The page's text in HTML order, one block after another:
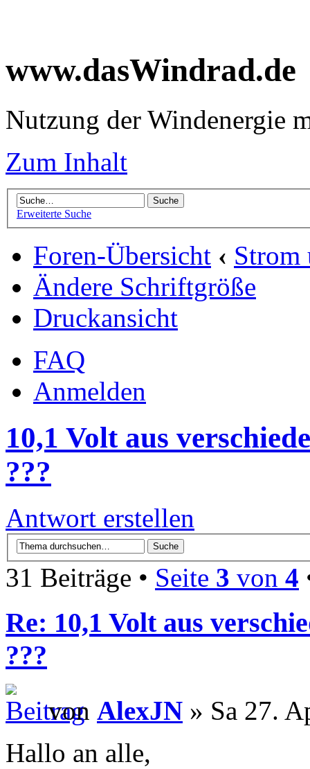
www.dasWindrad.de
Nutzung der Windenergie
Zum Inhalt
Erweiterte Suche
Foren-Übersicht ‹ Strom
Ändere Schriftgröße
Druckansicht
FAQ
Anmelden
10,1 Volt aus
???
Antwort erstellen
31 Beiträge • Seite 3 von 4
Re: 10,1 Volt aus
???
von AlexJN » Sa 27.
Hallo an alle,